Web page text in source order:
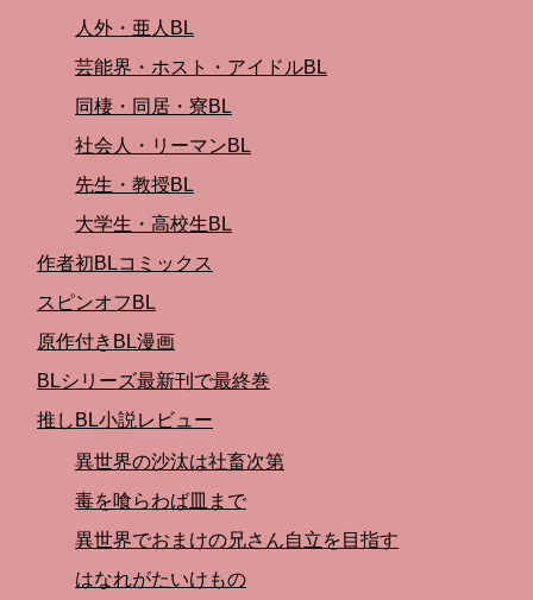
人外・亜人BL
芸能界・ホスト・アイドルBL
同棲・同居・寮BL
社会人・リーマンBL
先生・教授BL
大学生・高校生BL
作者初BLコミックス
スピンオフBL
原作付きBL漫画
BLシリーズ最新刊で最終巻
推しBL小説レビュー
異世界の沙汰は社畜次第
毒を喰らわば皿まで
異世界でおまけの兄さん自立を目指す
はなれがたいけもの